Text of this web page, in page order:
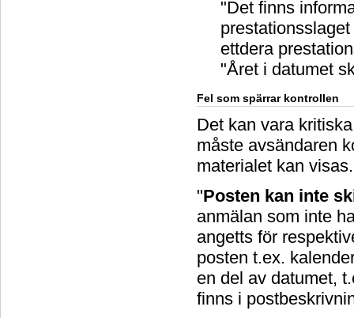
"Det finns
ettdera
"Året i datumet
Fel som spärrar kontrollen
Det kan vara
måste avsändaren
materialet kan visas.
"Posten kan inte
anmälan som inte
angetts för
posten t.ex.
en del av datumet,
finns i